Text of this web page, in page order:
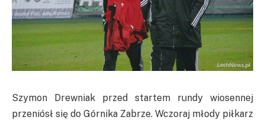
Szymon Drewniak przed startem rundy wiosennej
przeniósł się do Górnika Zabrze. Wczoraj młody piłkarz